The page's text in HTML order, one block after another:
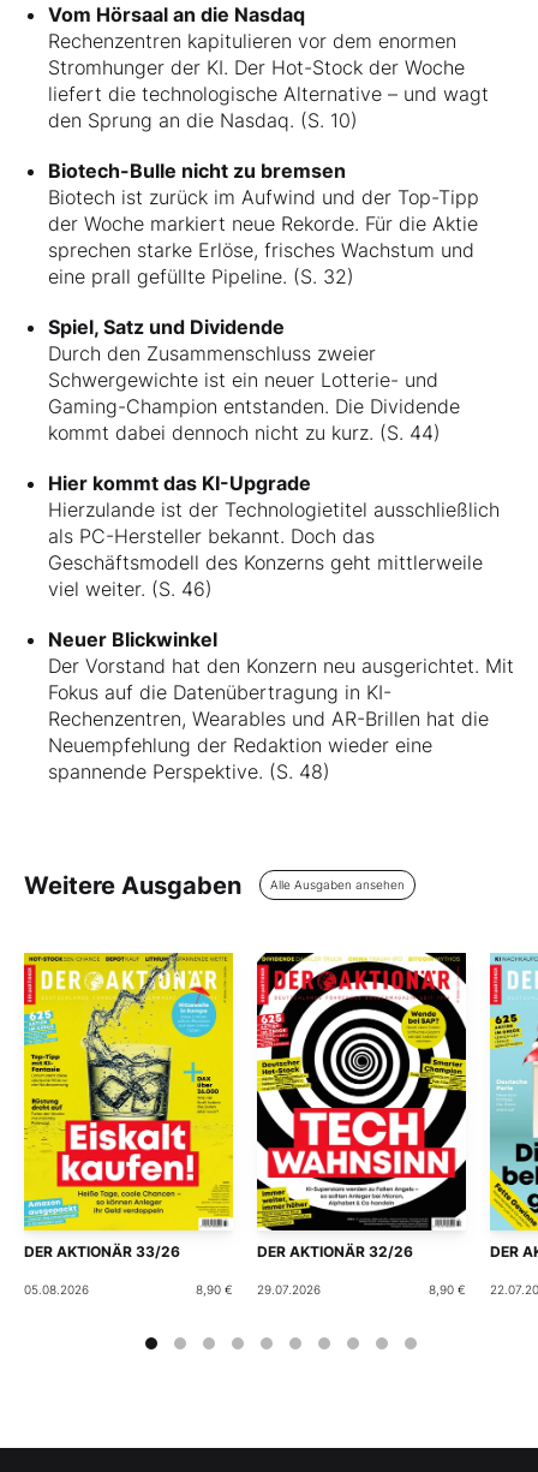
Vom Hörsaal an die Nasdaq
Rechenzentren kapitulieren vor dem enormen
Stromhunger der KI. Der Hot-Stock der Woche
liefert die technologische Alternative – und wagt
den Sprung an die Nasdaq. (S. 10)
Biotech-Bulle nicht zu bremsen
Biotech ist zurück im Aufwind und der Top-Tipp
der Woche markiert neue Rekorde. Für die Aktie
sprechen starke Erlöse, frisches Wachstum und
eine prall gefüllte Pipeline. (S. 32)
Spiel, Satz und Dividende
Durch den Zusammenschluss zweier
Schwergewichte ist ein neuer Lotterie- und
Gaming-Champion entstanden. Die Dividende
kommt dabei dennoch nicht zu kurz. (S. 44)
Hier kommt das KI-Upgrade
Hierzulande ist der Technologietitel ausschließlich
als PC-Hersteller bekannt. Doch das
Geschäftsmodell des Konzerns geht mittlerweile
viel weiter. (S. 46)
Neuer Blickwinkel
Der Vorstand hat den Konzern neu ausgerichtet. Mit
Fokus auf die Datenübertragung in KI-
Rechenzentren, Wearables und AR-Brillen hat die
Neuempfehlung der Redaktion wieder eine
spannende Perspektive. (S. 48)
Weitere Ausgaben Alle Ausgaben ansehen
DER AKTIONÄR 33/26
05.08.2026 8,90 €
DER AKTIONÄR 32/26
29.07.2026 8,90 €
DER